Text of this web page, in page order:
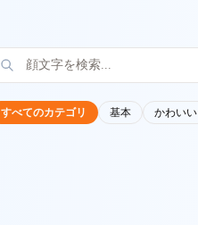
すべてのカテゴリ 基本 かわいい